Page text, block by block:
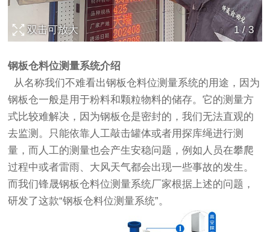
1/3
双击可放大
钢板仓料位测量系统介绍
从名称我们不难看出钢板仓料位测量系统的用途，因为
钢板仓一般是用于粉料和颗粒物料的储存。它的测量方
式比较难解决，因为钢板仓是密封的，我们无法直观的
去监测。只能依靠人工敲击罐体或者用探库绳进行测
量，而人工的测量也会产生安稳问题，例如人员在攀爬
过程中或者雷雨、大风天气都会出现一些事故的发生。
而我们锋晟钢板仓料位测量系统厂家根据上述的问题，
研发了这款“钢板仓料位测量系统”。